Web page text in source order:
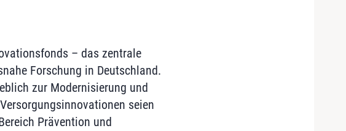
– das zentrale
Forschung in Deutschland.
zur Modernisierung und
seien
Prävention und